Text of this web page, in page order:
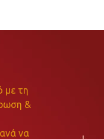
με τη
&
να